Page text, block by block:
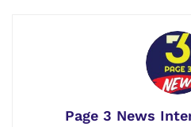
Page 3 News